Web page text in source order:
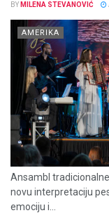
BY MILENA STEVANOVIĆ
AMERIKA
Ansambl
novu interpretaciju
emociju i...